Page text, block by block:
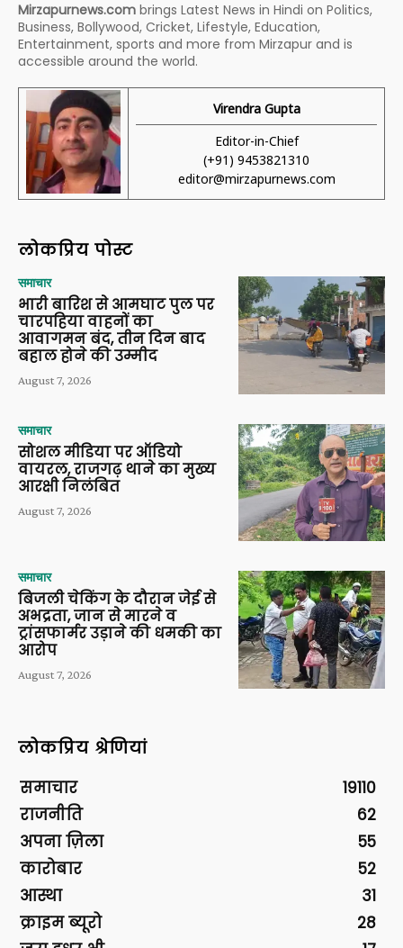
Mirzapurnews.com brings Latest News in Hindi on Politics,
Business, Bollywood, Cricket, Lifestyle, Education,
Entertainment, sports and more from Mirzapur and is
accessible around the world.
Virendra Gupta
Editor-in-Chief
(+91) 9453821310
editor@mirzapurnews.com
लोकप्रिय पोस्ट
समाचार
भारी बारिश से आमघाट पुल पर
चारपहिया वाहनों का
आवागमन बंद, तीन दिन बाद
बहाल होने की उम्मीद
August 7, 2026
समाचार
सोशल मीडिया पर ऑडियो
वायरल, राजगढ़ थाने का मुख्य
आरक्षी निलंबित
August 7, 2026
समाचार
बिजली चेकिंग के दौरान जेई से
अभद्रता, जान से मारने व
ट्रांसफार्मर उड़ाने की धमकी का
आरोप
August 7, 2026
लोकप्रिय श्रेणियां
समाचार
19110
राजनीति
62
अपना ज़िला
55
कारोबार
52
आस्था
31
क्राइम ब्यूरो
28